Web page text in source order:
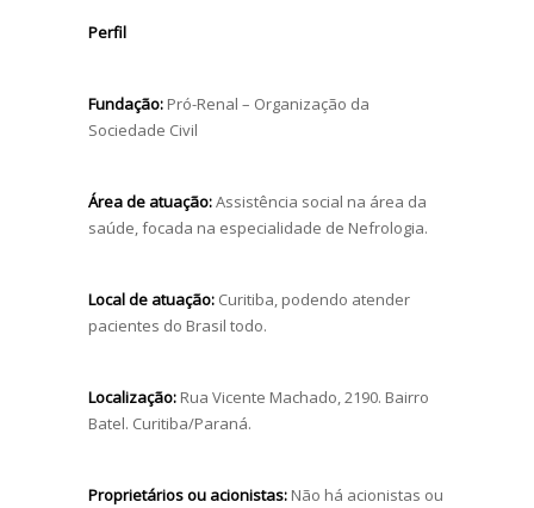
Perfil
Fundação: Pró-Renal – Organização da
Sociedade Civil
Área de atuação:Assistência social na área da
saúde, focada na especialidade de Nefrologia.
Local de atuação: Curitiba, podendo atender
pacientes do Brasil todo.
Localização: Rua Vicente Machado, 2190. Bairro
Batel. Curitiba/Paraná.
Proprietários ou acionistas: Não há acionistas ou